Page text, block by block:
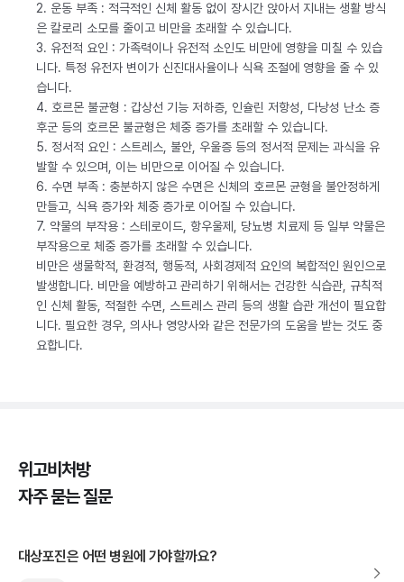
2. 운동 부족 : 적극적인 신체 활동 없이 장시간 앉아서 지내는 생활 방식
은 칼로리 소모를 줄이고 비만을 초래할 수 있습니다.
3. 유전적 요인 : 가족력이나 유전적 소인도 비만에 영향을 미칠 수 있습
니다. 특정 유전자 변이가 신진대사율이나 식욕 조절에 영향을 줄 수 있
습니다.
4. 호르몬 불균형 : 갑상선 기능 저하증, 인슐린 저항성, 다낭성 난소 증
후군 등의 호르몬 불균형은 체중 증가를 초래할 수 있습니다.
5. 정서적 요인 : 스트레스, 불안, 우울증 등의 정서적 문제는 과식을 유
발할 수 있으며, 이는 비만으로 이어질 수 있습니다.
6. 수면 부족 : 충분하지 않은 수면은 신체의 호르몬 균형을 불안정하게
만들고, 식욕 증가와 체중 증가로 이어질 수 있습니다.
7. 약물의 부작용 : 스테로이드, 항우울제, 당뇨병 치료제 등 일부 약물은
부작용으로 체중 증가를 초래할 수 있습니다.
비만은 생물학적, 환경적, 행동적, 사회경제적 요인의 복합적인 원인으로
발생합니다. 비만을 예방하고 관리하기 위해서는 건강한 식습관, 규칙적
인 신체 활동, 적절한 수면, 스트레스 관리 등의 생활 습관 개선이 필요합
니다. 필요한 경우, 의사나 영양사와 같은 전문가의 도움을 받는 것도 중
요합니다.
위고비처방
자주 묻는 질문
대상포진은 어떤 병원에 가야할까요?